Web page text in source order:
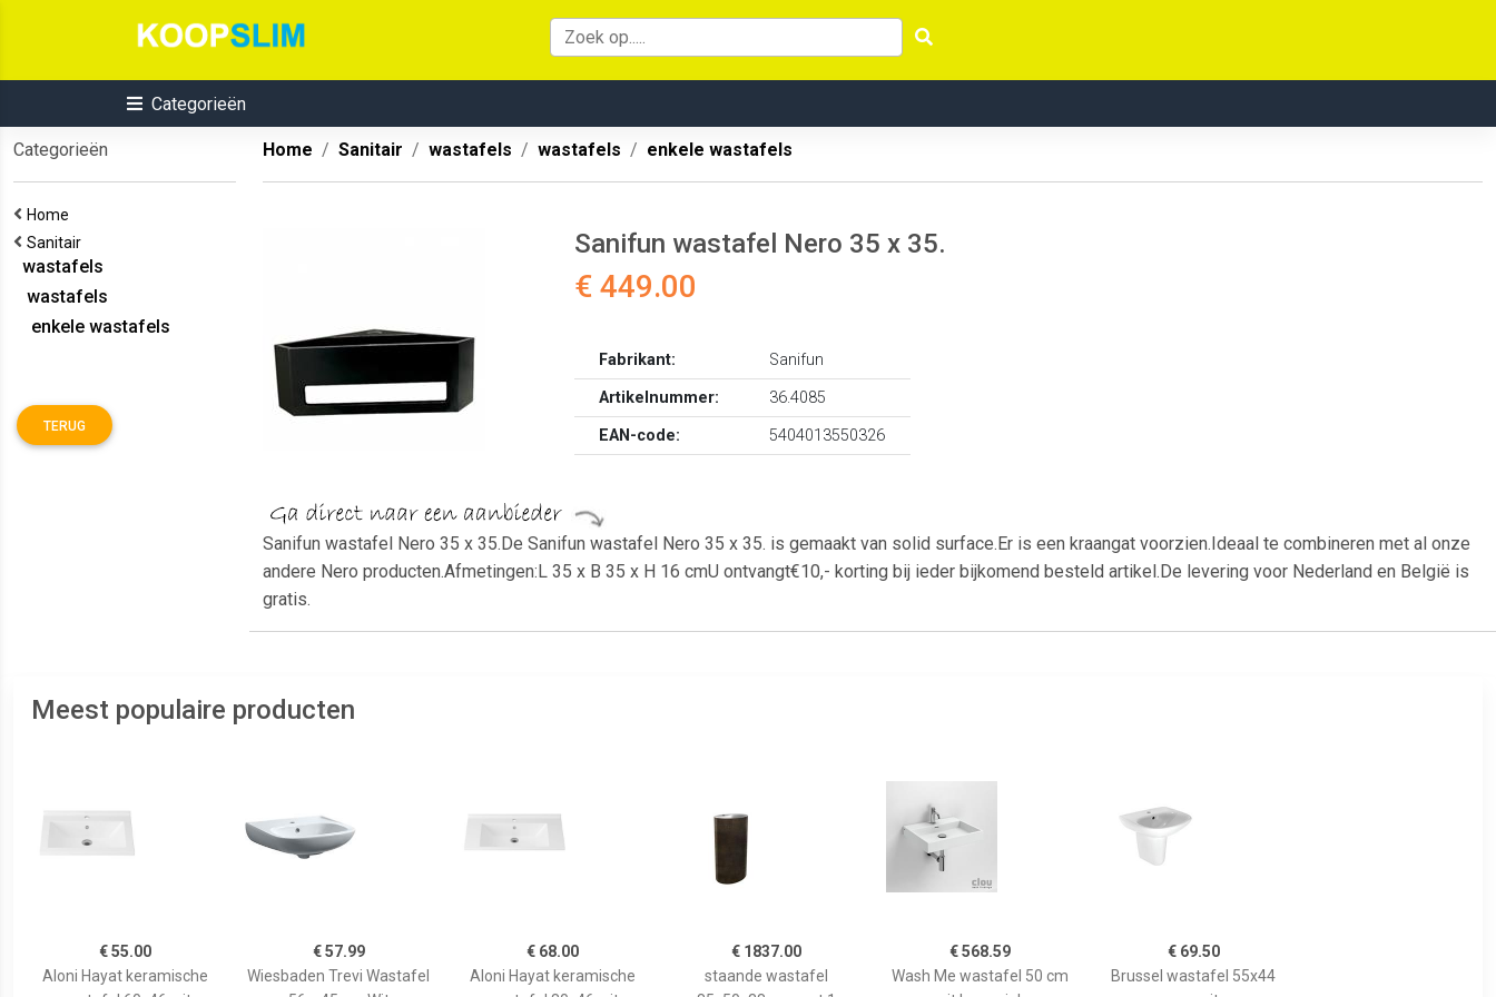
Categorieën
Categorieën
Home
Sanitair
wastafels
wastafels
enkele wastafels
TERUG
Home Sanitair wastafels wastafels enkele wastafels
Sanifun wastafel Nero 35 x 35.
€ 449.00
Fabrikant:
Sanifun
Artikelnummer:
36.4085
EAN-code:
5404013550326
Sanifun wastafel Nero 35 x 35.De Sanifun wastafel Nero 35 x 35. is gemaakt van solid surface.Er is een kraangat voorzien.Ideaal te combineren met al onze
andere Nero producten.Afmetingen:L 35 x B 35 x H 16 cmU ontvangt€10,- korting bij ieder bijkomend besteld artikel.De levering voor Nederland en België is
gratis.
Meest populaire producten
€ 55.00
Aloni Hayat keramische
€ 57.99
Wiesbaden Trevi Wastafel
€ 68.00
Aloni Hayat keramische
€ 1837.00
staande wastafel
€ 568.59
Wash Me wastafel 50 cm
€ 69.50
Brussel wastafel 55x44